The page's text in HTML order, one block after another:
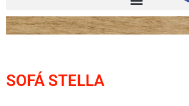
SOFÁ STELLA